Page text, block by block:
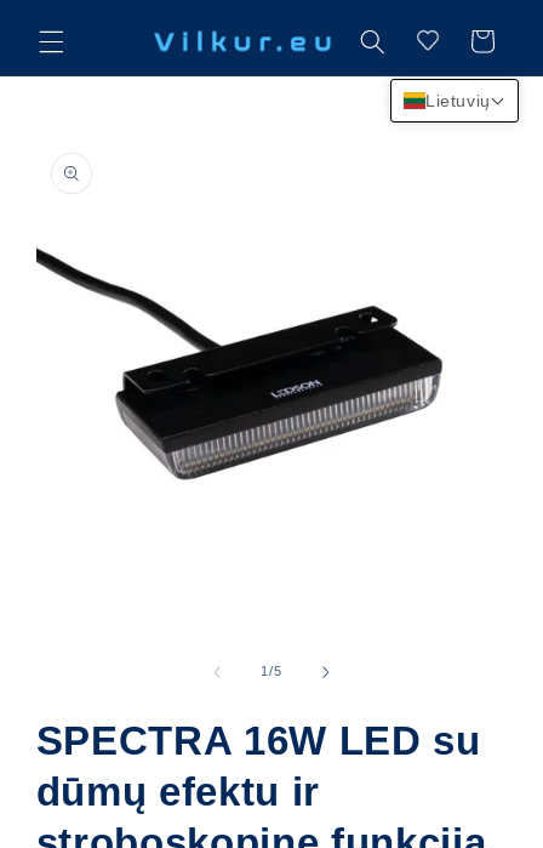
turinį
Krepšelis
informacijos
apie gaminį
1/iš
5
SPECTRA 16W LED su
dūmų efektu ir
Lietuvių